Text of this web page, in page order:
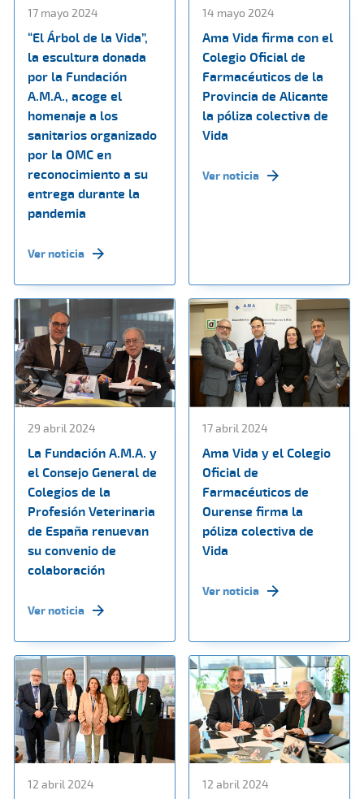
17 mayo 2024
“El Árbol de la Vida”,
la escultura donada
por la Fundación
A.M.A., acoge el
homenaje a los
sanitarios organizado
por la OMC en
reconocimiento a su
entrega durante la
pandemia
Ver noticia
14 mayo 2024
Ama Vida firma con el
Colegio Oficial de
Farmacéuticos de la
Provincia de Alicante
la póliza colectiva de
Vida
Ver noticia
29 abril 2024
La Fundación A.M.A. y
el Consejo General de
Colegios de la
Profesión Veterinaria
de España renuevan
su convenio de
colaboración
Ver noticia
17 abril 2024
Ama Vida y el Colegio
Oficial de
Farmacéuticos de
Ourense firma la
póliza colectiva de
Vida
Ver noticia
12 abril 2024 12 abril 2024